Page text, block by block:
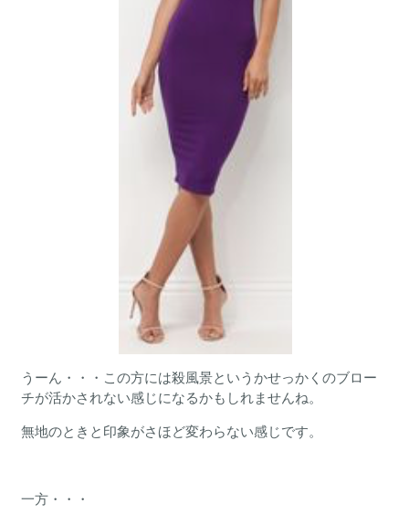
うーん・・・この方には殺風景というかせっかくのブロー
チが活かされない感じになるかもしれませんね。
無地のときと印象がさほど変わらない感じです。
一方・・・